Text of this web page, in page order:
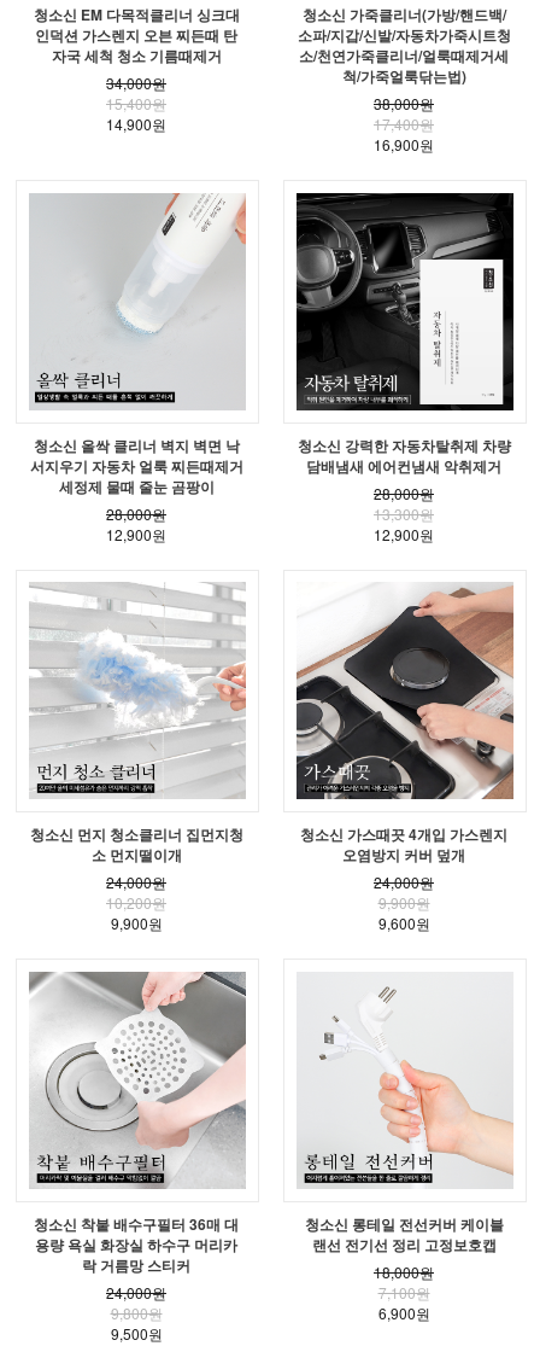
청소신 EM 다목적클리너 싱크대
인덕션 가스렌지 오븐 찌든때 탄
자국 세척 청소 기름때제거
34,000원
15,400원
14,900원
청소신 가죽클리너(가방/핸드백/
소파/지갑/신발/자동차가죽시트청
소/천연가죽클리너/얼룩때제거세
척/가죽얼룩닦는법)
38,000원
17,400원
16,900원
청소신 올싹 클리너 벽지 벽면 낙
서지우기 자동차 얼룩 찌든때제거
세정제 물때 줄눈 곰팡이
28,000원
12,900원
청소신 강력한 자동차탈취제 차량
담배냄새 에어컨냄새 악취제거
28,000원
13,300원
12,900원
청소신 먼지 청소클리너 집먼지청
소 먼지떨이개
24,000원
10,200원
9,900원
청소신 가스때끗 4개입 가스렌지
오염방지 커버 덮개
24,000원
9,900원
9,600원
청소신 착붙 배수구필터 36매 대
용량 욕실 화장실 하수구 머리카
락 거름망 스티커
24,000원
9,800원
9,500원
청소신 롱테일 전선커버 케이블
랜선 전기선 정리 고정보호캡
18,000원
7,100원
6,900원